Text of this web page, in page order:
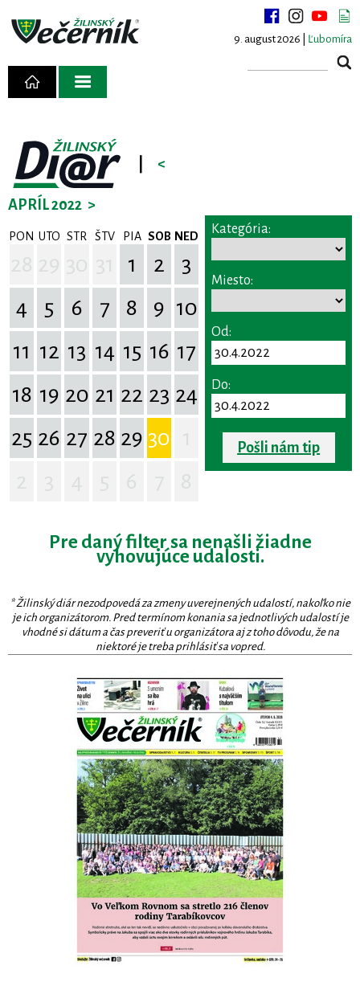
9. august 2026 | Ľubomíra
<
APRÍL 2022 >
PON UTO STR ŠTV PIA SOB NED
1 2
3
4
5 6 7 8 9 10
11 12 13 14 15 16 17
18 19 20 21 22 23 24
25 26 27 28 29 30
Kategória:
Miesto:
Od:
Do:
Pošli nám tip
Pre daný filter sa nenašli žiadne
vyhovujúce udalosti.
* Žilinský diár nezodpovedá za zmeny uverejnených udalostí, nakoľko nie
je ich organizátorom. Pred termínom konania sa jednotlivých udalostí je
vhodné si dátum a čas preveriť u organizátora aj z toho dôvodu, že na
niektoré je treba prihlásiť sa vopred.